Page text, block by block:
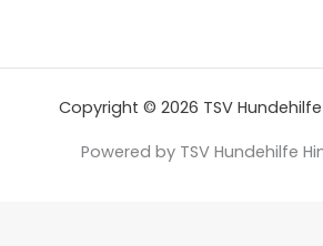
Copyright © 2026 TSV
Powered by TSV Hundehilfe